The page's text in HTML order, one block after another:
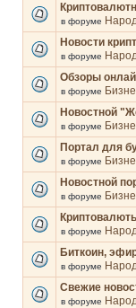
в форуме
Новости
в форуме
Обзоры
в форуме
Новостной
в форуме
Портал для
в форуме
Новостной
в форуме
в форуме
Биткоин,
в форуме
Свежие
в форуме